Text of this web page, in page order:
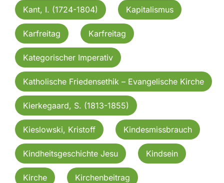
Kant, I. (1724-1804) Kapitalismus
Karfreitag Karfreitag
Kategorischer Imperativ
Katholische Friedensethik – Evangelische Kirche
Kierkegaard, S. (1813-1855)
Kieslowski, Kristoff Kindesmissbrauch
Kindheitsgeschichte Jesu Kindsein
Kirche Kirchenbeitrag